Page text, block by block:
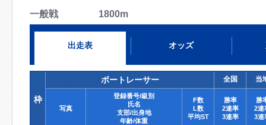
一般戦 1800m
出走表 オッズ
枠
ボートレーサー 全国 当
写真
登録番号/級別
氏名
支部/出身地
年齢/体重
F数
L数
平均ST
勝率
2連率
3連率
勝
2連
3連